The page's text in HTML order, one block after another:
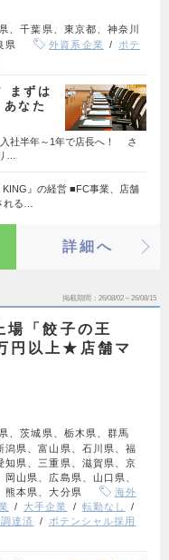
、千葉県、東京都、神奈川
県
外資系企業
ポテ
まずは
なた
入社半年～1年で店長へ！ さ
…
』の経営 ■FC事業、店舗
れる…
詳細へ
掲載期間 26/08/02～26/08/15
場「餃子の王
円以上★店舗マ
、茨城県、栃木県、群馬
潟県、富山県、石川県、福
知県、三重県、滋賀県、京
山県、広島県、山口県、
熊本県、大分県
海外
大手企業
転勤なし
達済
ポテンシャル採用